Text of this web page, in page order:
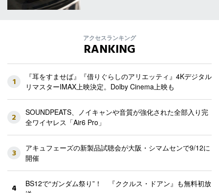
アクセスランキング
RANKING
1
『耳をすませば』『借りぐらしのアリエッティ』4Kデジタル
リマスターIMAX上映決定。Dolby Cinema上映も
2
SOUNDPEATS、ノイキャンや音質が強化された全部入り完
全ワイヤレス「Air6 Pro」
3
アキュフェーズの新製品試聴会が大阪・シマムセンで9/12に
開催
4
BS12で“ガンダム祭り”！ 『ククルス・ドアン』も無料初放